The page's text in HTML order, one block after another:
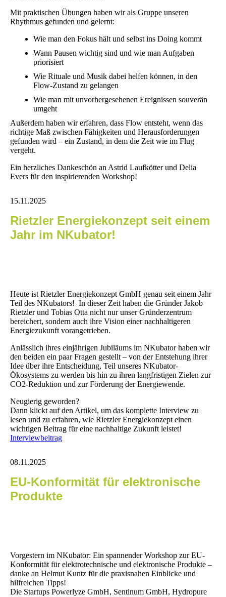
Mit praktischen Übungen haben wir als Gruppe unseren
Rhythmus gefunden und gelernt:
Wie man den Fokus hält und selbst ins Doing kommt
Wann Pausen wichtig sind und wie man Aufgaben
priorisiert
Wie Rituale und Musik dabei helfen können, in den
Flow-Zustand zu gelangen
Wie man mit unvorhergesehenen Ereignissen souverän
umgeht
Außerdem haben wir erfahren, dass Flow entsteht, wenn das
richtige Maß zwischen Fähigkeiten und Herausforderungen
gefunden wird – ein Zustand, in dem die Zeit wie im Flug
vergeht.
Ein herzliches Dankeschön an Astrid Laufkötter und Delia
Evers für den inspirierenden Workshop!
15.11.2025
Rietzler Energiekonzept seit einem
Jahr im NKubator!
Heute ist Rietzler Energiekonzept GmbH genau seit einem Jahr
Teil des NKubators! In dieser Zeit haben die Gründer Jakob
Rietzler und Tobias Otta nicht nur unser Gründerzentrum
bereichert, sondern auch ihre Vision einer nachhaltigeren
Energiezukunft vorangetrieben.
Anlässlich ihres einjährigen Jubiläums im NKubator haben wir
den beiden ein paar Fragen gestellt – von der Entstehung ihrer
Idee über ihre Entscheidung, Teil unseres NKubator-
Ökosystems zu werden bis hin zu ihren langfristigen Zielen zur
CO2-Reduktion und zur Förderung der Energiewende.
Neugierig geworden?
Dann klickt auf den Artikel, um das komplette Interview zu
lesen und zu erfahren, wie Rietzler Energiekonzept einen
wichtigen Beitrag für eine nachhaltige Zukunft leistet!
Interviewbeitrag
08.11.2025
EU-Konformität für elektronische
Produkte
Vorgestern im NKubator: Ein spannender Workshop zur EU-
Konformität für elektrotechnische und elektronische Produkte –
danke an Helmut Kuntz für die praxisnahen Einblicke und
hilfreichen Tipps!
Die Startups Powerlyze GmbH, Sentinum GmbH, Hydropure